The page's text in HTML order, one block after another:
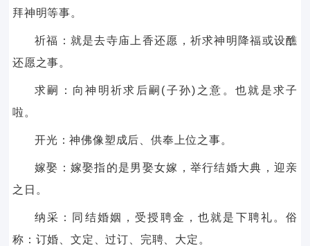
拜神明等事。
祈福：就是去寺庙上香还愿，祈求神明降福或设醮
还愿之事。
求嗣：向神明祈求后嗣(子孙)之意。也就是求子
啦。
开光：神佛像塑成后、供奉上位之事。
嫁娶：嫁娶指的是男娶女嫁，举行结婚大典，迎亲
之日。
纳采：同结婚姻，受授聘金，也就是下聘礼。俗
称：订婚、文定、过订、完聘、大定。